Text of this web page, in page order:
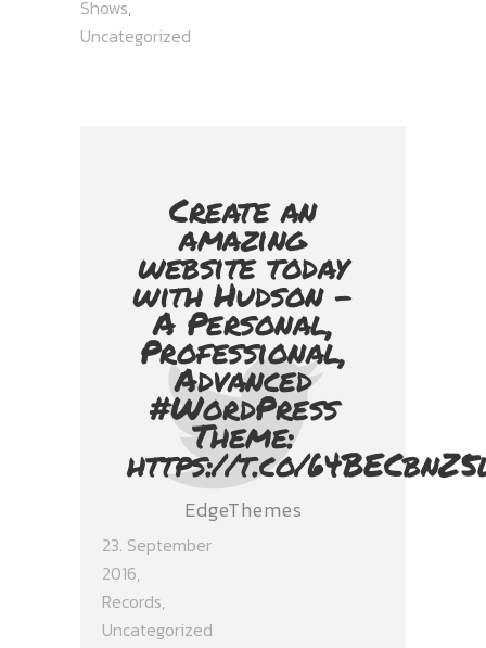
Shows,
Uncategorized
Create an
amazing
website today
with Hudson -
A Personal,
Professional,
Advanced
#WordPress
Theme:
https://t.co/
EdgeThemes
23. September
2016
Records,
Uncategorized